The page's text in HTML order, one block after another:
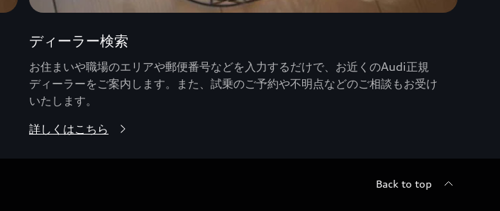
ディーラー検索
お住まいや職場のエリアや郵便番号などを入力するだけで、お近くのAudi正規
ディーラーをご案内します。また、試乗のご予約や不明点などのご相談もお受け
いたします。
詳しくはこちら
Back to top